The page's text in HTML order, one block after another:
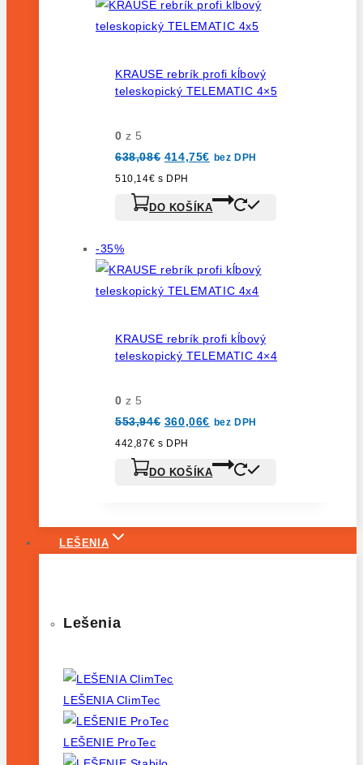
na
predaj
KRAUSE rebrík profi kĺbový
teleskopický TELEMATIC 4×5
0 z 5
638,08€ Pôvodná
cena
bola:
414,75€ Aktuálna
cena
bez DPH
510,14€ s DPH
DO KOŠÍKA
-35%Výrobok
na
predaj
KRAUSE rebrík profi kĺbový
teleskopický TELEMATIC 4×4
0 z 5
553,94€ Pôvodná
cena
bola:
360,06€ Aktuálna
cena
bez DPH
442,87€ s DPH
DO KOŠÍKA
LEŠENIA
Lešenia
LEŠENIA ClimTec
LEŠENIE ProTec